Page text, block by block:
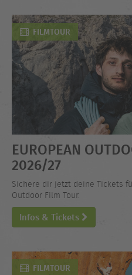
FILMTOUR
EUROPEAN
2026/27
Sichere dir jetzt deine Tickets
Outdoor Film Tour.
Infos & Tickets
FILMTOUR